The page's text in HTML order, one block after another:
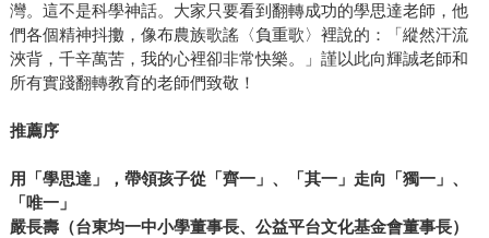
灣。這不是科學神話。大家只要看到翻轉成功的學思達老師，他
們各個精神抖擻，像布農族歌謠〈負重歌〉裡說的：「縱然汗流
浹背，千辛萬苦，我的心裡卻非常快樂。」謹以此向輝誠老師和
所有實踐翻轉教育的老師們致敬！
推薦序
用「學思達」，帶領孩子從「齊一」、「其一」走向「獨一」、
「唯一」
嚴長壽（台東均一中小學董事長、公益平台文化基金會董事長）